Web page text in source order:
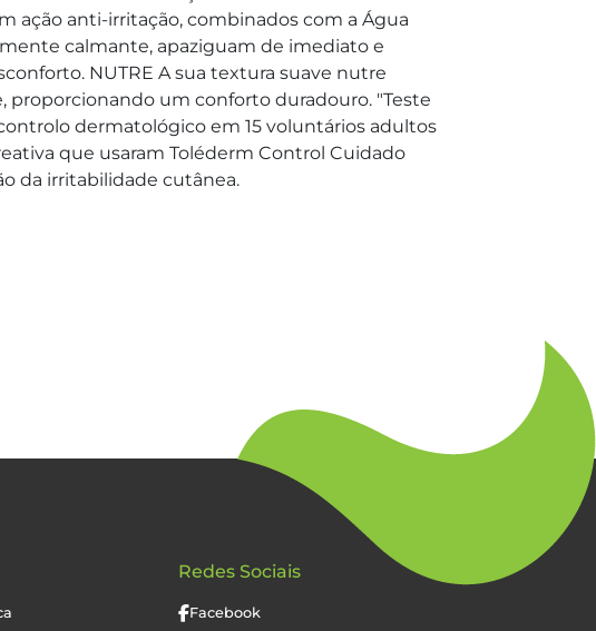
ação anti-irritação, combinados com a Água
calmante, apaziguam de imediato e
NUTRE A sua textura suave nutre
proporcionando um conforto duradouro. "Teste
dermatológico em 15 voluntários adultos
que usaram Toléderm Control Cuidado
da irritabilidade cutânea.
Redes Sociais
Facebook